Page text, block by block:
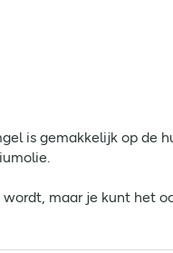
is gemakkelijk op de
maar je kunt het